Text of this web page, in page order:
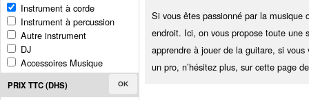
Instrument à corde
Instrument à percussion
Autre instrument
DJ
Accessoires Musique
PRIX TTC (DHS) OK
Si vous êtes passionné par la musique
endroit. Ici, on vous propose toute une
apprendre à jouer de la guitare, si
un pro, n’hésitez plus, sur cette page